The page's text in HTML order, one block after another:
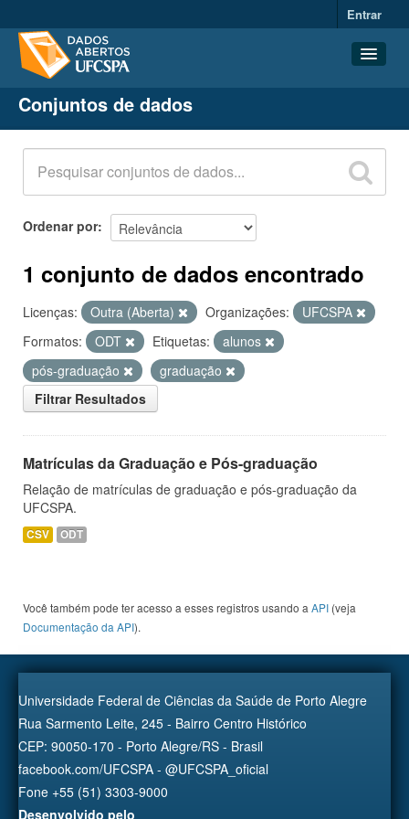
Entrar
Conjuntos de dados
Organizações
Grupos
Sobre
Conjuntos de dados
Ordenar por
1 conjunto de dados encontrado
Licenças: Outra (Aberta) Organizações:
UFCSPA
Formatos:
ODT Etiquetas:
alunos
pós-graduação
graduação
Filtrar Resultados
Matrículas da Graduação e Pós-graduação
Relação de matrículas de graduação e pós-graduação da
UFCSPA.
CSV ODT
Você também pode ter acesso a esses registros usando a API (veja
Documentação da API).
Universidade Federal de Ciências da Saúde de Porto Alegre
Rua Sarmento Leite, 245 - Bairro Centro Histórico
CEP: 90050-170 - Porto Alegre/RS - Brasil
facebook.com/UFCSPA - @UFCSPA_oficial
Fone +55 (51) 3303-9000
Desenvolvido pelo